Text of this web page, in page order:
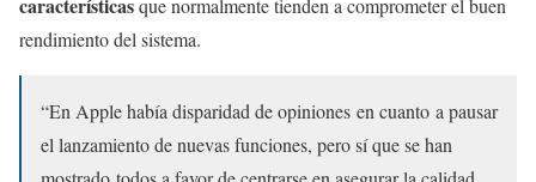
rendimiento del sistema.
“En Apple había disparidad de opiniones en cuanto a pausar
el lanzamiento de nuevas funciones, pero sí que se han